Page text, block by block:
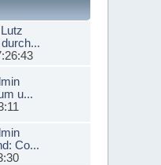
u...
Co...